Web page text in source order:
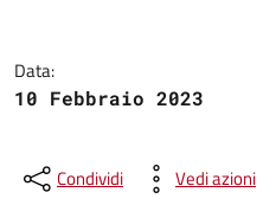
Data:
10 Febbraio 2023
Condividi Vedi azioni